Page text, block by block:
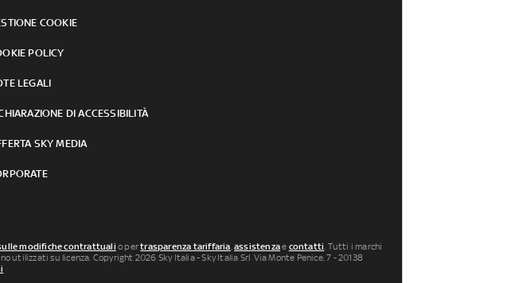
COOKIE
POLICY
LEGALI
DI ACCESSIBILITÀ
SKY MEDIA
modifiche contrattuali o pertrasparenza tariffaria,assistenzae contatti. Tutti i marchi
su licenza. Copyright 2026 Sky Italia - Sky Italia Srl Via Monte Penice, 7 - 20138